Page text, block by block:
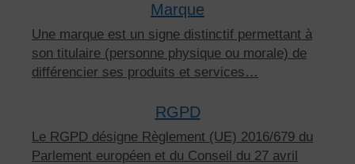
Marque
Une marque est un signe distinctif permettant à
son titulaire (personne physique ou morale) de
différencier ses produits et services…
RGPD
Le RGPD désigne Règlement (UE) 2016/679 du
Parlement européen et du Conseil du 27 avril